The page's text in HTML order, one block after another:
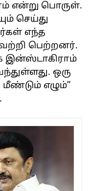
என்று பொருள்.
செய்து
எந்த
பெற்றனர்.
இன்ஸ்டாகிராம்
ஒரு
எழும்”